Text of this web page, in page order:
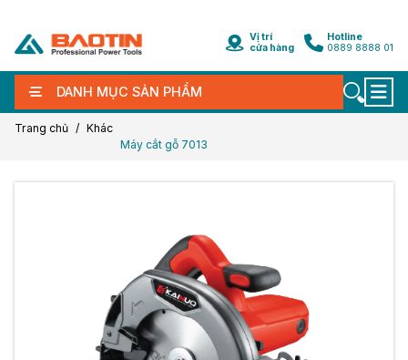
Vị trí
cửa hàng
Hotline
0889 8888 01
DANH MỤC SẢN PHẨM
Trang chủ
Khác
Máy cắt gỗ 7013